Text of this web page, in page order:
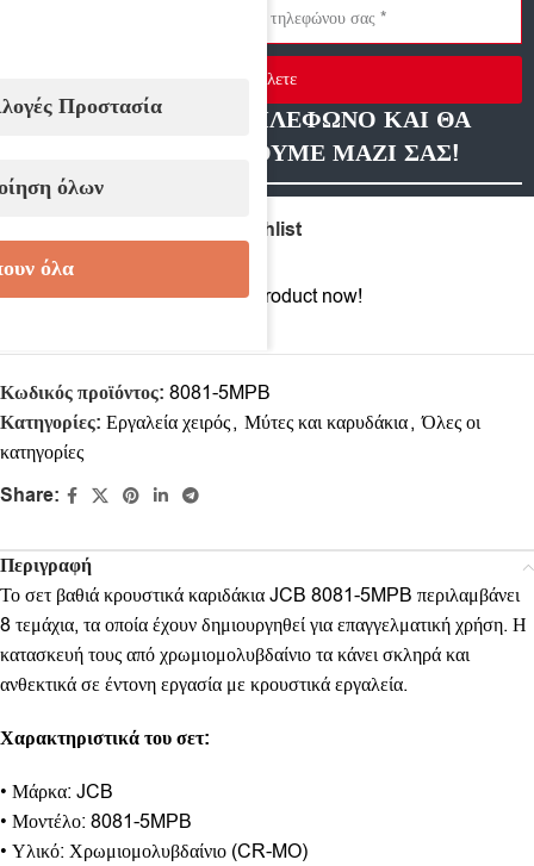
Στείλετε
ΑΦΗΣΤΕ ΜΑΣ ΤΗΛΕΦΩΝΟ ΚΑΙ ΘΑ
ΕΠΙΚΟΙΝΩΝΗΣΟΥΜΕ ΜΑΖΙ ΣΑΣ!
Add to wishlist
4 People watching this product now!
Κωδικός προϊόντος: 8081-5MPB
Κατηγορίες: Εργαλεία χειρός, Μύτες και καρυδάκια, Όλες οι
κατηγορίες
Share:
Περιγραφή
Το σετ βαθιά κρουστικά καριδάκια JCB 8081-5MPB περιλαμβάνει
8 τεμάχια, τα οποία έχουν δημιουργηθεί για επαγγελματική χρήση. Η
κατασκευή τους από χρωμιομολυβδαίνιο τα κάνει σκληρά και
ανθεκτικά σε έντονη εργασία με κρουστικά εργαλεία.
Χαρακτηριστικά του σετ:
• Μάρκα: JCB
• Μοντέλο: 8081-5MPB
• Υλικό: Χρωμιομολυβδαίνιο (CR-MO)
Προστασία
όλων
όλα